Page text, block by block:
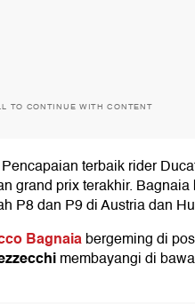
TO CONTINUE WITH CONTENT
terbaik rider
grand prix terakhir.
P8 dan P9 di Austria dan
Bagnaiabergeming di
membayangi di